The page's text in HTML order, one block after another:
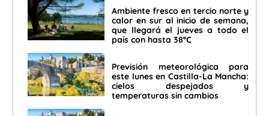
Ambiente fresco en tercio norte y
calor en sur al inicio de semana,
que llegará el jueves a todo el
país con hasta 38ºC
Previsión meteorológica para
este lunes en Castilla-La Mancha:
cielos despejados y
temperaturas sin cambios